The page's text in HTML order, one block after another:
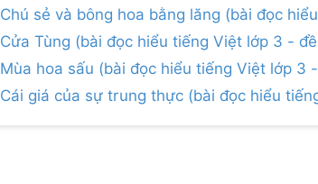
Chú sẻ và bông hoa bằng lăng (bài đọc
Cửa Tùng (bài đọc hiểu tiếng Việt lớp 3 -
Mùa hoa sấu (bài đọc hiểu tiếng Việt lớp 3
Cái giá của sự trung thực (bài đọc hiểu